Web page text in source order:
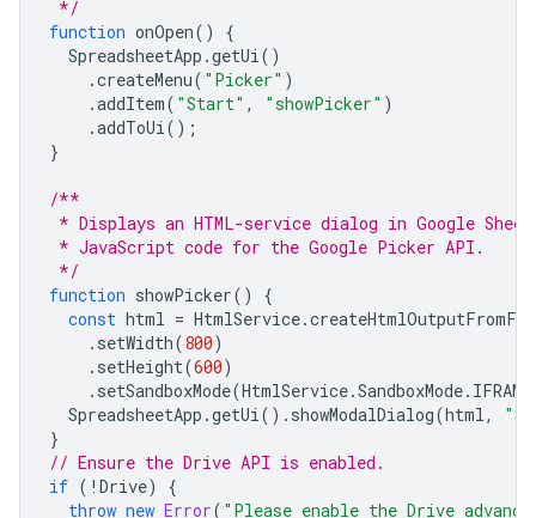
*/
function onOpen()
{
SpreadsheetApp .getUi()
.createMenu( "Picker" )
.addItem( "Start" , "showPicker" )
.addToUi();
}
/**
* Displays an HTML-service dialog in Google
* JavaScript code for the Google Picker API.
*/
function showPicker()
{
const html = HtmlService.
. setWidth(800)
. setHeight(600)
. setSandboxMode(HtmlService.SandboxMode. IFRAME
SpreadsheetApp .getUi(). showModalDialog(html,
}
// Ensure the Drive API is enabled.
if ( ! Drive)
{
throw new Error( "Please enable the Drive